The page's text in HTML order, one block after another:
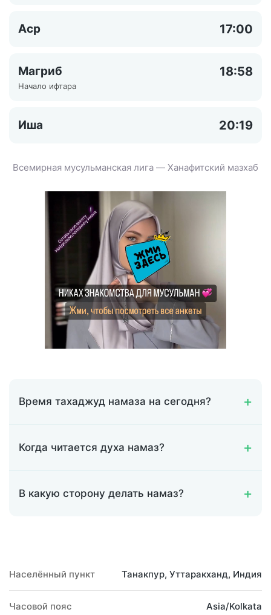
Аср 17:00
Магриб 18:58
Начало ифтара
Иша 20:19
Всемирная мусульманская лига — Ханафитский мазхаб
Время тахаджуд намаза на сегодня?
Когда читается духа намаз?
В какую сторону делать намаз?
Населённый пункт Танакпур, Уттаракханд, Индия
Часовой пояс Asia/Kolkata